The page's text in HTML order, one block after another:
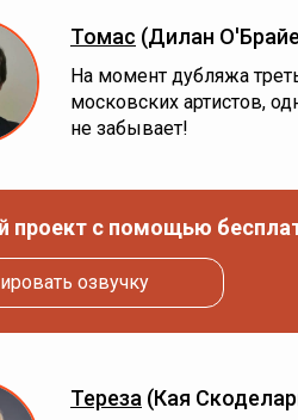
Томас (Дилан
На момент дубляжа
московских артистов,
не забывает!
проект с помощью
озвучку
Тереза (Кая